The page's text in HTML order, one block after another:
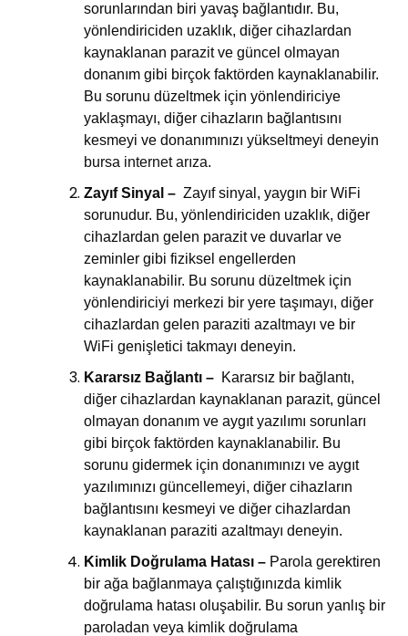
sorunlarından biri yavaş bağlantıdır. Bu,
yönlendiriciden uzaklık, diğer cihazlardan
kaynaklanan parazit ve güncel olmayan
donanım gibi birçok faktörden kaynaklanabilir.
Bu sorunu düzeltmek için yönlendiriciye
yaklaşmayı, diğer cihazların bağlantısını
kesmeyi ve donanımınızı yükseltmeyi deneyin
bursa internet arıza.
Zayıf Sinyal – Zayıf sinyal, yaygın bir WiFi
sorunudur. Bu, yönlendiriciden uzaklık, diğer
cihazlardan gelen parazit ve duvarlar ve
zeminler gibi fiziksel engellerden
kaynaklanabilir. Bu sorunu düzeltmek için
yönlendiriciyi merkezi bir yere taşımayı, diğer
cihazlardan gelen paraziti azaltmayı ve bir
WiFi genişletici takmayı deneyin.
Kararsız Bağlantı – Kararsız bir bağlantı,
diğer cihazlardan kaynaklanan parazit, güncel
olmayan donanım ve aygıt yazılımı sorunları
gibi birçok faktörden kaynaklanabilir. Bu
sorunu gidermek için donanımınızı ve aygıt
yazılımınızı güncellemeyi, diğer cihazların
bağlantısını kesmeyi ve diğer cihazlardan
kaynaklanan paraziti azaltmayı deneyin.
Kimlik Doğrulama Hatası – Parola gerektiren
bir ağa bağlanmaya çalıştığınızda kimlik
doğrulama hatası oluşabilir. Bu sorun yanlış bir
paroladan veya kimlik doğrulama